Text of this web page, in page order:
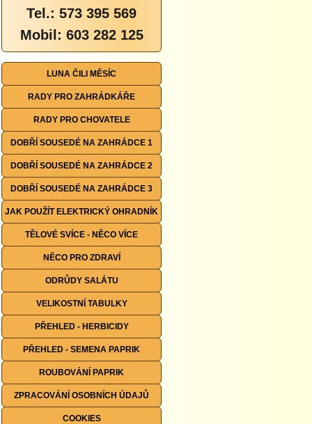
Tel.: 573 395 569
Mobil: 603 282 125
LUNA ČILI MĚSÍC
RADY PRO ZAHRÁDKÁŘE
RADY PRO CHOVATELE
DOBŘÍ SOUSEDÉ NA ZAHRÁDCE 1
DOBŘÍ SOUSEDÉ NA ZAHRÁDCE 2
DOBŘÍ SOUSEDÉ NA ZAHRÁDCE 3
JAK POUŽÍT ELEKTRICKÝ OHRADNÍK
TĚLOVÉ SVÍCE - NĚCO VÍCE
NĚCO PRO ZDRAVÍ
ODRŮDY SALÁTU
VELIKOSTNÍ TABULKY
PŘEHLED - HERBICIDY
PŘEHLED - SEMENA PAPRIK
ROUBOVÁNÍ PAPRIK
ZPRACOVÁNÍ OSOBNÍCH ÚDAJŮ
COOKIES